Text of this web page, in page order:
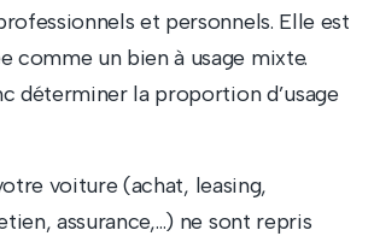
et personnels. Elle est
comme un bien à usage mixte.
déterminer la proportion d’usage
voiture (achat, leasing,
assurance,…) ne sont repris